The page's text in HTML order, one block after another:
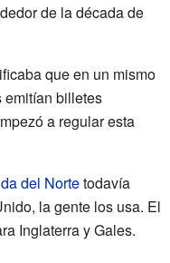
de la década de
que en un mismo
emitían billetes
a regular esta
del Nortetodavía
la gente los usa. El
Inglaterra y Gales.